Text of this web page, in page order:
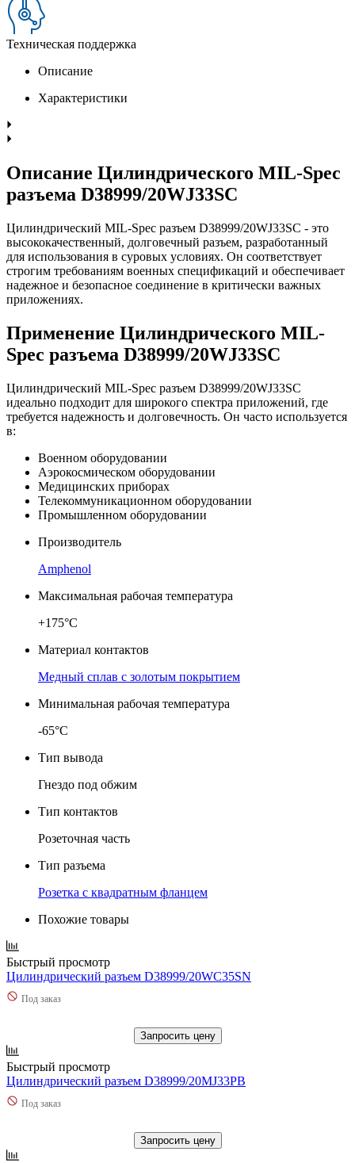
Техническая поддержка
Описание
Характеристики
Описание Цилиндрического MIL-Spec
разъема D38999/20WJ33SC
Цилиндрический MIL-Spec разъем D38999/20WJ33SC - это
высококачественный, долговечный разъем, разработанный
для использования в суровых условиях. Он соответствует
строгим требованиям военных спецификаций и обеспечивает
надежное и безопасное соединение в критически важных
приложениях.
Применение Цилиндрического MIL-
Spec разъема D38999/20WJ33SC
Цилиндрический MIL-Spec разъем D38999/20WJ33SC
идеально подходит для широкого спектра приложений, где
требуется надежность и долговечность. Он часто используется
в:
Военном оборудовании
Аэрокосмическом оборудовании
Медицинских приборах
Телекоммуникационном оборудовании
Промышленном оборудовании
Производитель
Amphenol
Максимальная рабочая температура
+175°C
Материал контактов
Медный сплав с золотым покрытием
Минимальная рабочая температура
-65°C
Тип вывода
Гнездо под обжим
Тип контактов
Розеточная часть
Тип разъема
Розетка с квадратным фланцем
Похожие товары
Быстрый просмотр
Цилиндрический разъем D38999/20WC35SN
Под заказ
Запросить цену
Быстрый просмотр
Цилиндрический разъем D38999/20MJ33PB
Под заказ
Запросить цену